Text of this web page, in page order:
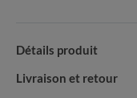
Détails produit
Livraison et retour